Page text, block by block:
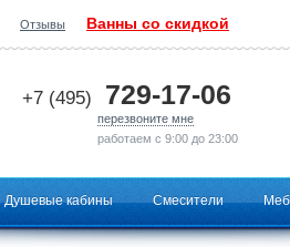
Отзывы Ванны со скидкой
+7 (495) 729-17-06
перезвоните мне
работаем с 9:00 до 23:00
Душевые кабины Смесители